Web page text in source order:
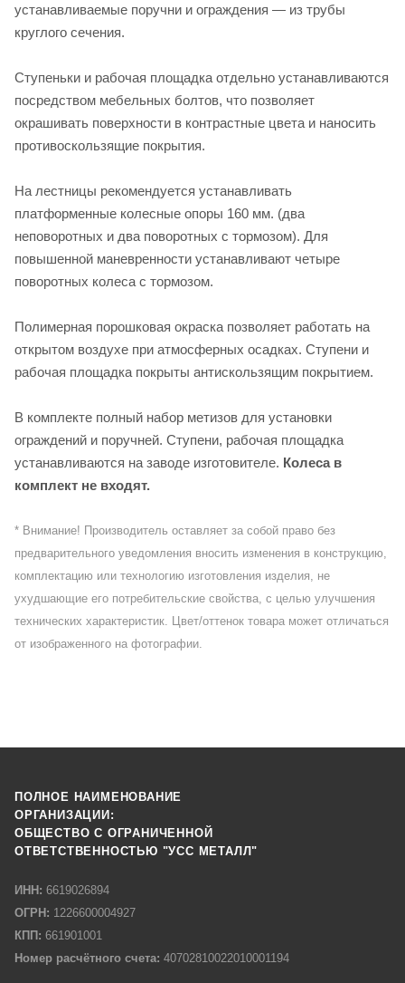
устанавливаемые поручни и ограждения — из трубы
круглого сечения.
Ступеньки и рабочая площадка отдельно устанавливаются
посредством мебельных болтов, что позволяет
окрашивать поверхности в контрастные цвета и наносить
противоскользящие покрытия.
На лестницы рекомендуется устанавливать
платформенные колесные опоры 160 мм. (два
неповоротных и два поворотных с тормозом). Для
повышенной маневренности устанавливают четыре
поворотных колеса с тормозом.
Полимерная порошковая окраска позволяет работать на
открытом воздухе при атмосферных осадках. Ступени и
рабочая площадка покрыты антискользящим покрытием.
В комплекте полный набор метизов для установки
ограждений и поручней. Ступени, рабочая площадка
устанавливаются на заводе изготовителе. Колеса в
комплект не входят.
* Внимание! Производитель оставляет за собой право без
предварительного уведомления вносить изменения в конструкцию,
комплектацию или технологию изготовления изделия, не
ухудшающие его потребительские свойства, с целью улучшения
технических характеристик. Цвет/оттенок товара может отличаться
от изображенного на фотографии.
ПОЛНОЕ НАИМЕНОВАНИЕ
ОРГАНИЗАЦИИ:
ОБЩЕСТВО С ОГРАНИЧЕННОЙ
ОТВЕТСТВЕННОСТЬЮ "УСС МЕТАЛЛ"
ИНН: 6619026894
ОГРН: 1226600004927
КПП: 661901001
Номер расчётного счета: 40702810022010001194